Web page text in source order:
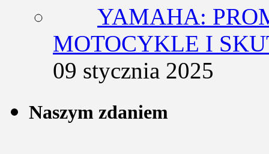
YAMAHA:
MOTOCYKLE I
09 stycznia 2025
Naszym zdaniem